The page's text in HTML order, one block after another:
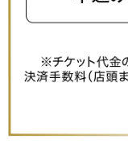
⑦規約をご確
押す